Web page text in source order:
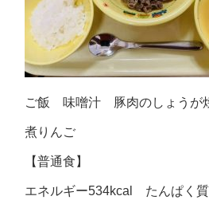
ご飯 味噌汁 豚肉のしょう
煮りんご
【普通食】
エネルギー534kcal たんぱく